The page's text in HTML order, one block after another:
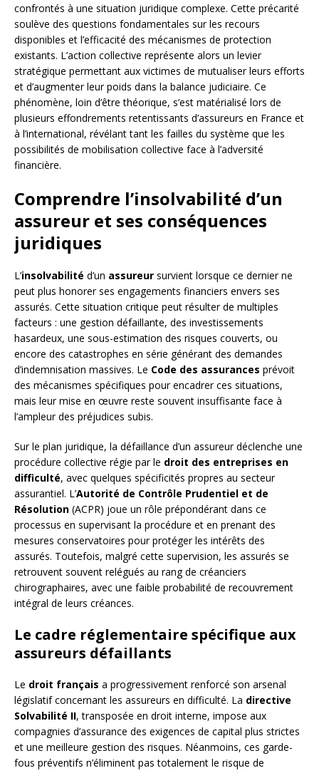
confrontés à une situation juridique complexe. Cette précarité
soulève des questions fondamentales sur les recours
disponibles et l’efficacité des mécanismes de protection
existants. L’action collective représente alors un levier
stratégique permettant aux victimes de mutualiser leurs efforts
et d’augmenter leur poids dans la balance judiciaire. Ce
phénomène, loin d’être théorique, s’est matérialisé lors de
plusieurs effondrements retentissants d’assureurs en France et
à l’international, révélant tant les failles du système que les
possibilités de mobilisation collective face à l’adversité
financière.
Comprendre l’insolvabilité d’un
assureur et ses conséquences
juridiques
L’insolvabilité d’un assureur survient lorsque ce dernier ne
peut plus honorer ses engagements financiers envers ses
assurés. Cette situation critique peut résulter de multiples
facteurs : une gestion défaillante, des investissements
hasardeux, une sous-estimation des risques couverts, ou
encore des catastrophes en série générant des demandes
d’indemnisation massives. Le Code des assurances prévoit
des mécanismes spécifiques pour encadrer ces situations,
mais leur mise en œuvre reste souvent insuffisante face à
l’ampleur des préjudices subis.
Sur le plan juridique, la défaillance d’un assureur déclenche une
procédure collective régie par le droit des entreprises en
difficulté, avec quelques spécificités propres au secteur
assurantiel. L’Autorité de Contrôle Prudentiel et de
Résolution (ACPR) joue un rôle prépondérant dans ce
processus en supervisant la procédure et en prenant des
mesures conservatoires pour protéger les intérêts des
assurés. Toutefois, malgré cette supervision, les assurés se
retrouvent souvent relégués au rang de créanciers
chirographaires, avec une faible probabilité de recouvrement
intégral de leurs créances.
Le cadre réglementaire spécifique aux
assureurs défaillants
Le droit français a progressivement renforcé son arsenal
législatif concernant les assureurs en difficulté. La directive
Solvabilité II, transposée en droit interne, impose aux
compagnies d’assurance des exigences de capital plus strictes
et une meilleure gestion des risques. Néanmoins, ces garde-
fous préventifs n’éliminent pas totalement le risque de